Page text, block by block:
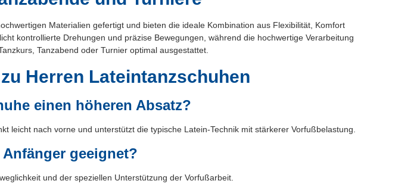
Materialien gefertigt und bieten die ideale Kombination aus Flexibilität, Komfort
kontrollierte Drehungen und präzise Bewegungen, während die hochwertige Verarbeitung
Tanzabend oder Turnier optimal ausgestattet.
Herren Lateintanzschuhen
einen höheren Absatz?
leicht nach vorne und unterstützt die typische Latein-Technik mit stärkerer Vorfußbelastung.
geeignet?
und der speziellen Unterstützung der Vorfußarbeit.